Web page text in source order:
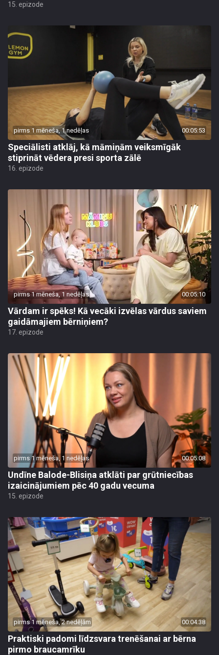
15. epizode
pirms 1 mēneša, 1 nedēļas 00:05:53
Speciālisti atklāj, kā māmiņām veiksmīgāk
stiprināt vēdera presi sporta zālē
16. epizode
pirms 1 mēneša, 1 nedēļas 00:05:10
Vārdam ir spēks! Kā vecāki izvēlas vārdus saviem
gaidāmajiem bērniņiem?
17. epizode
pirms 1 mēneša, 1 nedēļas 00:05:08
Undīne Balode-Blisiņa atklāti par grūtniecības
izaicinājumiem pēc 40 gadu vecuma
15. epizode
pirms 1 mēneša, 2 nedēļām 00:04:38
Praktiski padomi līdzsvara trenēšanai ar bērna
pirmo braucamrīku